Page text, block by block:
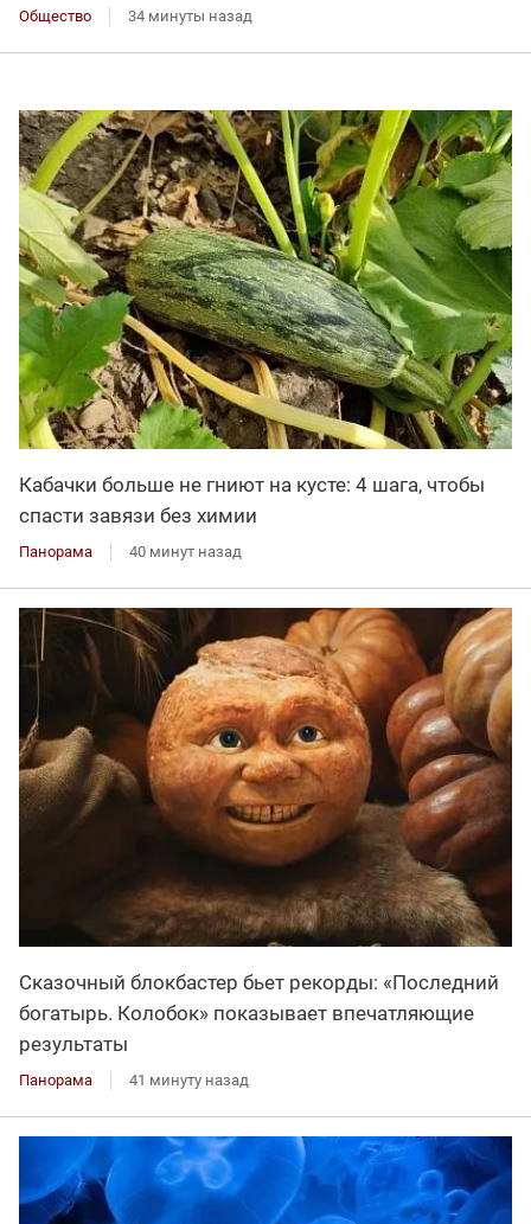
Общество 34 минуты назад
Кабачки больше не гниют на кусте: 4 шага, чтобы
спасти завязи без химии
Панорама 40 минут назад
Сказочный блокбастер бьет рекорды: «Последний
богатырь. Колобок» показывает впечатляющие
результаты
Панорама 41 минуту назад